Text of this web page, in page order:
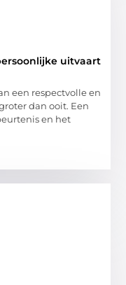
uitvaart
een respectvolle en
dan ooit. Een
en het